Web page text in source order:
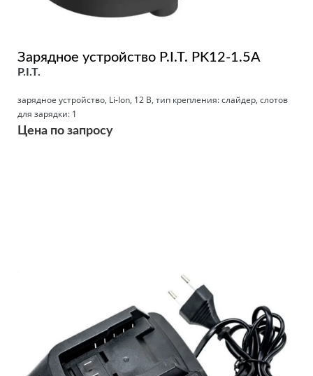
Зарядное устройство P.I.T. PK12-1.5A
P.I.T.
зарядное устройство, Li-Ion, 12 В, тип крепления: слайдер, слотов
для зарядки: 1
Цена по запросу